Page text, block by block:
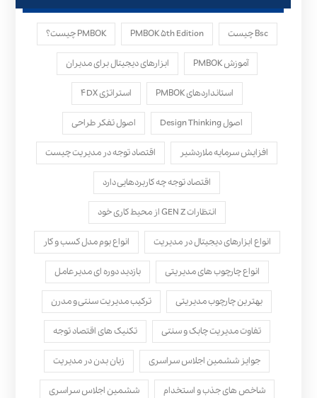
Bsc چیست PMBOK ۵th Edition PMBOK چیست؟
آموزش PMBOK ابزارهای دیجیتال برای مدیران
استانداردهای PMBOK استراتژی ۴DX
اصول Design Thinking اصول تفکر طراحی
افزایش سرمایه ملاردشیر اقتصاد توجه در مدیریت چیست
اقتصاد توجه چه کاربردهایی دارد
انتظارات GEN Z از محیط کاری خود
انواع ابزارهای دیجیتال در مدیریت انواع بوم مدل کسب‌ و کار
انواع چارچوب های مدیریتی بازدید دوره ای مدیرعامل
بهترین چارچوب مدیریتی ترکیب مدیریت سنتی و مدرن
تفاوت مدیریت چابک و سنتی تکنیک های اقتصاد توجه
جوایز ششمین اجلاس سراسری زبان بدن در مدیریت
شاخص های جذب و استخدام ششمین اجلاس سراسری